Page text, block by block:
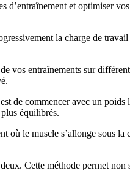
et optimiser
la charge de
vos entraînements sur
de commencer avec un
équilibrés.
où le muscle s’allonge sous
Cette méthode permet